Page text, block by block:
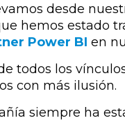
desde
hemos estado
Power BI en
todos los
con más ilusión.
siempre ha